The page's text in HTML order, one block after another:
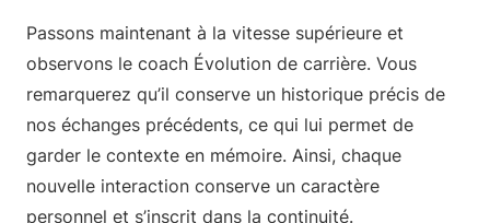
Passons maintenant à la vitesse supérieure et
observons le coach Évolution de carrière. Vous
remarquerez qu’il conserve un historique précis de
nos échanges précédents, ce qui lui permet de
garder le contexte en mémoire. Ainsi, chaque
nouvelle interaction conserve un caractère
personnel et s’inscrit dans la continuité.